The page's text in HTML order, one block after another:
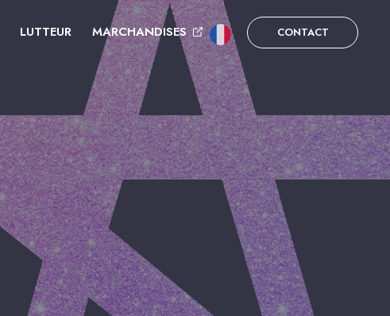
LUTTEUR MARCHANDISES CONTACT